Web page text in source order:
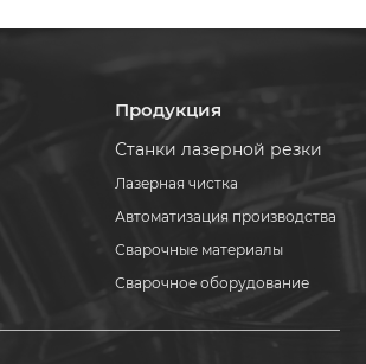
Продукция
Станки лазерной резки
Лазерная чистка
Автоматизация производства
Сварочные материалы
Сварочное оборудование